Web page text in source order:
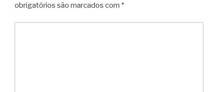
obrigatórios são marcados com *